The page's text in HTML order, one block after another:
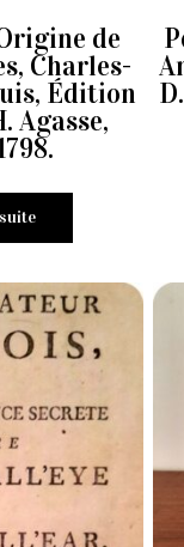
de
Charles-
Édition
Agasse,